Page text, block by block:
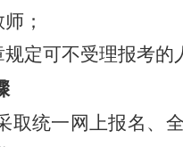
；
定可不受理报考的
取统一网上报名、